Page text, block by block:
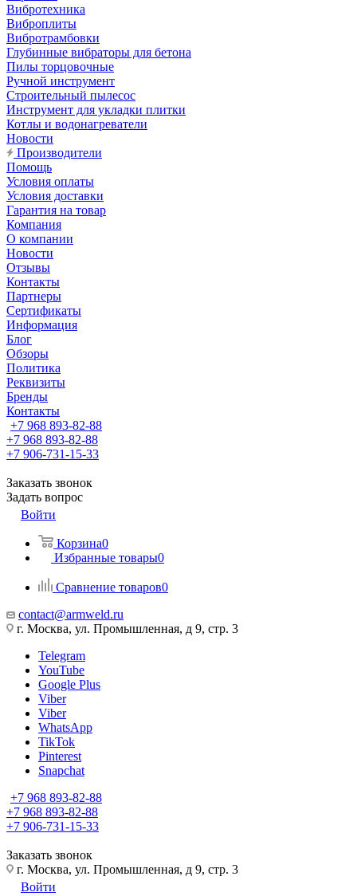
Вибротехника
Виброплиты
Вибротрамбовки
Глубинные вибраторы для бетона
Пилы торцовочные
Ручной инструмент
Строительный пылесос
Инструмент для укладки плитки
Котлы и водонагреватели
Новости
Производители
Помощь
Условия оплаты
Условия доставки
Гарантия на товар
Компания
О компании
Новости
Отзывы
Контакты
Партнеры
Сертификаты
Информация
Блог
Обзоры
Политика
Реквизиты
Бренды
Контакты
+7 968 893-82-88
+7 968 893-82-88
+7 906-731-15-33
Заказать звонок
Задать вопрос
Войти
Корзина0
Избранные товары0
Сравнение товаров0
contact@armweld.ru
г. Москва, ул. Промышленная, д 9, стр. 3
Telegram
YouTube
Google Plus
Viber
Viber
WhatsApp
TikTok
Pinterest
Snapchat
+7 968 893-82-88
+7 968 893-82-88
+7 906-731-15-33
Заказать звонок
г. Москва, ул. Промышленная, д 9, стр. 3
Войти